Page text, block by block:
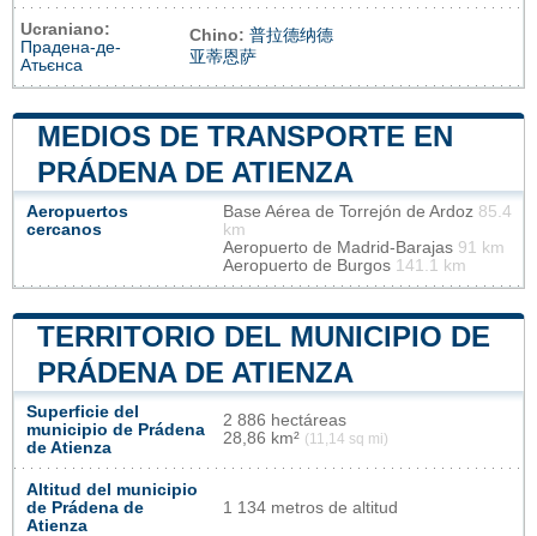
Ucraniano:
Прадена-де-
Атьєнса
Chino: 普拉德纳德
亚蒂恩萨
MEDIOS DE TRANSPORTE EN
PRÁDENA DE ATIENZA
Aeropuertos
cercanos
Base Aérea de Torrejón de Ardoz 85.4
km
Aeropuerto de Madrid-Barajas 91 km
Aeropuerto de Burgos 141.1 km
TERRITORIO DEL MUNICIPIO DE
PRÁDENA DE ATIENZA
Superficie del
municipio de Prádena
de Atienza
2 886 hectáreas
28,86 km² (11,14 sq mi)
Altitud del municipio
de Prádena de
Atienza
1 134 metros de altitud